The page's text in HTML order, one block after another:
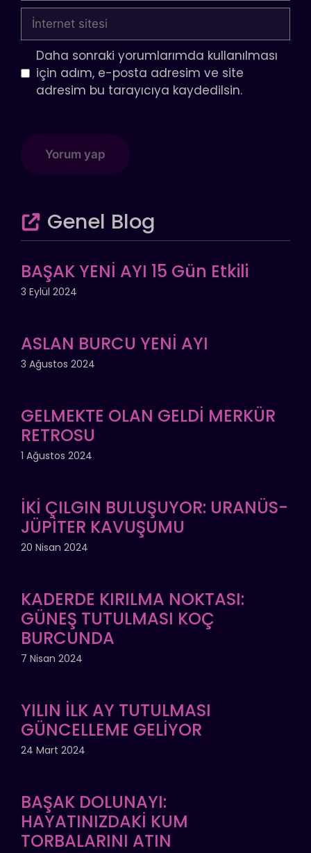
İnternet
sitesi
Daha sonraki yorumlarımda kullanılması
için adım, e-posta adresim ve site
adresim bu tarayıcıya kaydedilsin.
Genel Blog
BAŞAK YENİ AYI 15 Gün Etkili
3 Eylül 2024
ASLAN BURCU YENİ AYI
3 Ağustos 2024
GELMEKTE OLAN GELDİ MERKÜR
RETROSU
1 Ağustos 2024
İKİ ÇILGIN BULUŞUYOR: URANÜS-
JÜPİTER KAVUŞUMU
20 Nisan 2024
KADERDE KIRILMA NOKTASI:
GÜNEŞ TUTULMASI KOÇ
BURCUNDA
7 Nisan 2024
YILIN İLK AY TUTULMASI
GÜNCELLEME GELİYOR
24 Mart 2024
BAŞAK DOLUNAYI:
HAYATINIZDAKİ KUM
TORBALARINI ATIN